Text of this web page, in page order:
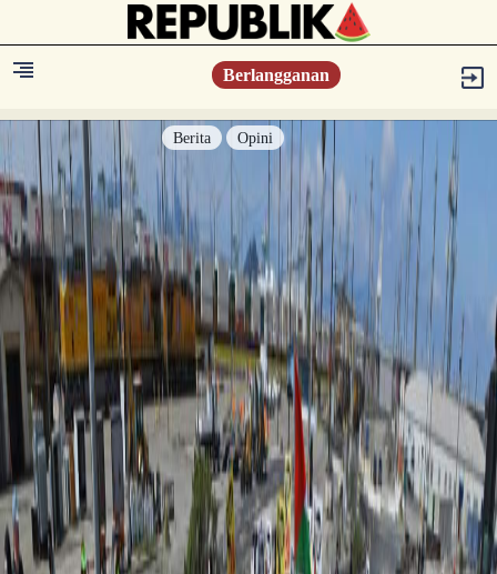
Berlangganan
Berita Opini
Berita
Islam Digest
Hikmah
Opini
Konsultasi Syariah
Resonansi
Sejarah